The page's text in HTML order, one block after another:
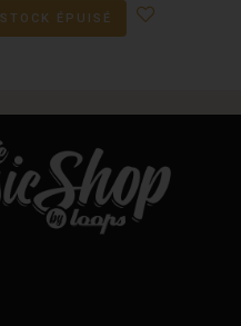
STOCK ÉPUISÉ